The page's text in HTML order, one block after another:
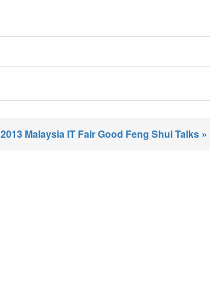
2013 Malaysia IT Fair Good Feng Shui Talks »